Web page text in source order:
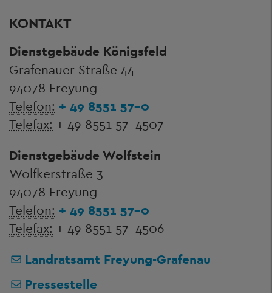
KONTAKT
Dienstgebäude Königsfeld
Grafenauer Straße 44
94078 Freyung
Telefon: + 49 8551 57-0
Telefax: + 49 8551 57-4507
Dienstgebäude Wolfstein
Wolfkerstraße 3
94078 Freyung
Telefon: + 49 8551 57-0
Telefax: + 49 8551 57-4506
Landratsamt Freyung-Grafenau
Pressestelle